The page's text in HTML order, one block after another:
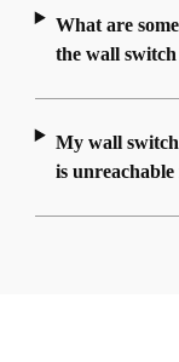
What are
the wall
My wall
is